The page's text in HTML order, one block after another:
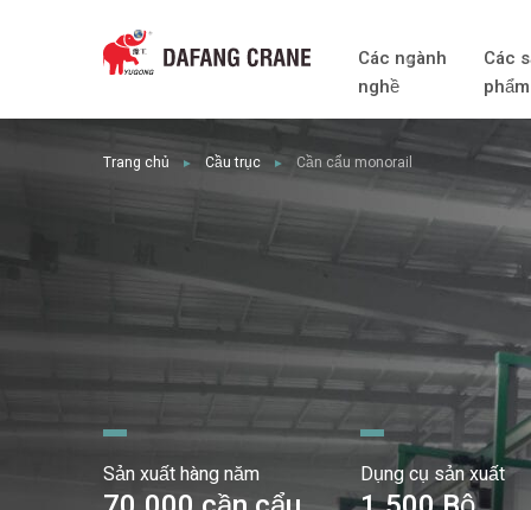
Các ngành
nghề
Các
phẩm
Trang chủ ► Cầu trục ► Cần cẩu monorail
Sản xuất hàng năm Dụng cụ sản xuất